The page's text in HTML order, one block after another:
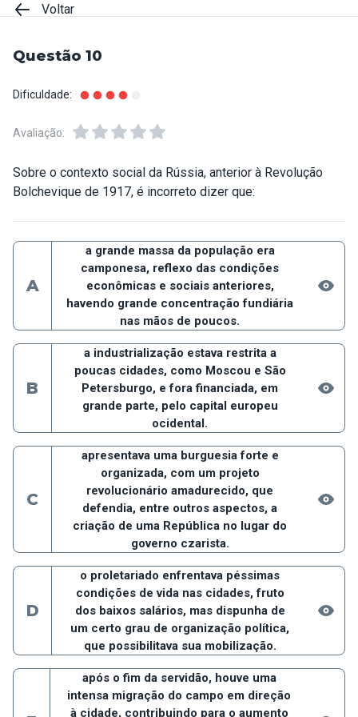
Voltar
Questão 10
Dificuldade:
Avaliação:
Sobre o contexto social da Rússia, anterior à Revolução
Bolchevique de 1917, é incorreto dizer que:
A
a grande massa da população era
camponesa, reflexo das condições
econômicas e sociais anteriores,
havendo grande concentração fundiária
nas mãos de poucos.
B
a industrialização estava restrita a
poucas cidades, como Moscou e São
Petersburgo, e fora financiada, em
grande parte, pelo capital europeu
ocidental.
C
apresentava uma burguesia forte e
organizada, com um projeto
revolucionário amadurecido, que
defendia, entre outros aspectos, a
criação de uma República no lugar do
governo czarista.
D
o proletariado enfrentava péssimas
condições de vida nas cidades, fruto
dos baixos salários, mas dispunha de
um certo grau de organização política,
que possibilitava sua mobilização.
após o fim da servidão, houve uma
intensa migração do campo em direção
à cidade, contribuindo para o aumento